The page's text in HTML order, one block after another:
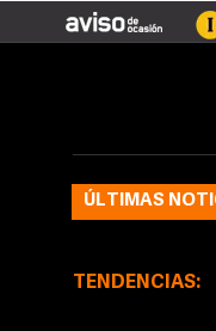
ÚLTIMAS
TENDENCIAS: